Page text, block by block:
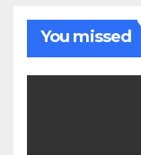
You missed